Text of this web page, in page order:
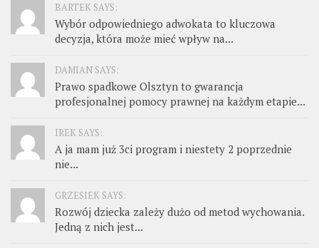
BARTEK SAYS:
Wybór odpowiedniego adwokata to kluczowa
decyzja, która może mieć wpływ na...
DAMIAN SAYS:
Prawo spadkowe Olsztyn to gwarancja
profesjonalnej pomocy prawnej na każdym etapie...
IREK SAYS:
A ja mam już 3ci program i niestety 2 poprzednie
nie...
GRZESIEK SAYS:
Rozwój dziecka zależy dużo od metod wychowania.
Jedną z nich jest...